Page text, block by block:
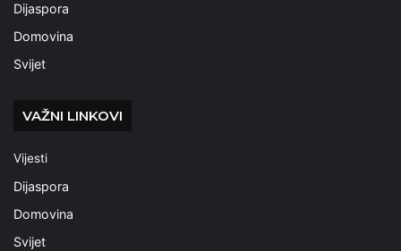
Dijaspora
Domovina
Svijet
VAŽNI LINKOVI
Vijesti
Dijaspora
Domovina
Svijet